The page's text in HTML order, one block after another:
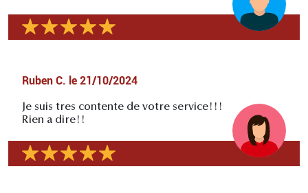
Ruben C. le 21/10/2024
Je suis tres contente de votre service!!!
Rien a dire!!